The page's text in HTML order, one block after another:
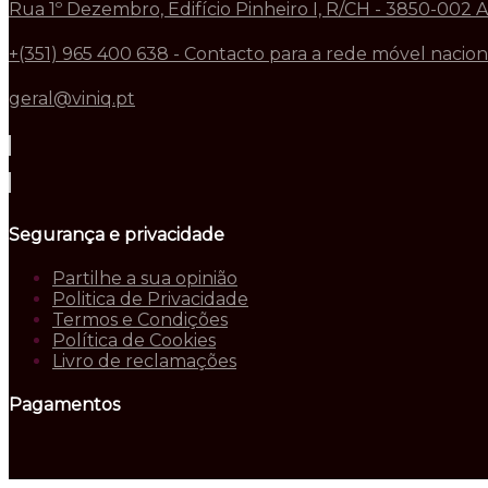
Rua 1º Dezembro, Edifício Pinheiro I, R/CH - 3850-002
+(351) 965 400 638 - Contacto para a rede móvel
geral@viniq.pt
Segurança e privacidade
Partilhe a sua opinião
Politica de Privacidade
Termos e Condições
Política de Cookies
Livro de reclamações
Pagamentos